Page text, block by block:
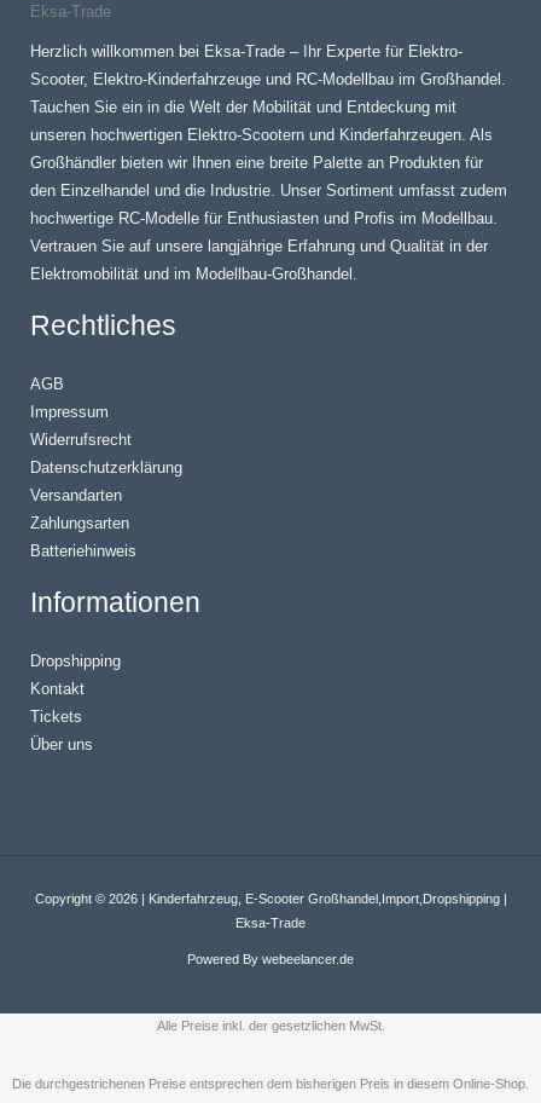
Herzlich willkommen bei Eksa-Trade – Ihr Experte für Elektro-
Scooter, Elektro-Kinderfahrzeuge und RC-Modellbau im Großhandel.
Tauchen Sie ein in die Welt der Mobilität und Entdeckung mit
unseren hochwertigen Elektro-Scootern und Kinderfahrzeugen. Als
Großhändler bieten wir Ihnen eine breite Palette an Produkten für
den Einzelhandel und die Industrie. Unser Sortiment umfasst zudem
hochwertige RC-Modelle für Enthusiasten und Profis im Modellbau.
Vertrauen Sie auf unsere langjährige Erfahrung und Qualität in der
Elektromobilität und im Modellbau-Großhandel.
Rechtliches
AGB
Impressum
Widerrufsrecht
Datenschutzerklärung
Versandarten
Zahlungsarten
Batteriehinweis
Informationen
Dropshipping
Kontakt
Tickets
Über uns
Copyright © 2026 | Kinderfahrzeug, E-Scooter Großhandel,Import,Dropshipping |
Eksa-Trade
Powered By webeelancer.de
Alle Preise inkl. der gesetzlichen MwSt.
Die durchgestrichenen Preise entsprechen dem bisherigen Preis in diesem Online-Shop.